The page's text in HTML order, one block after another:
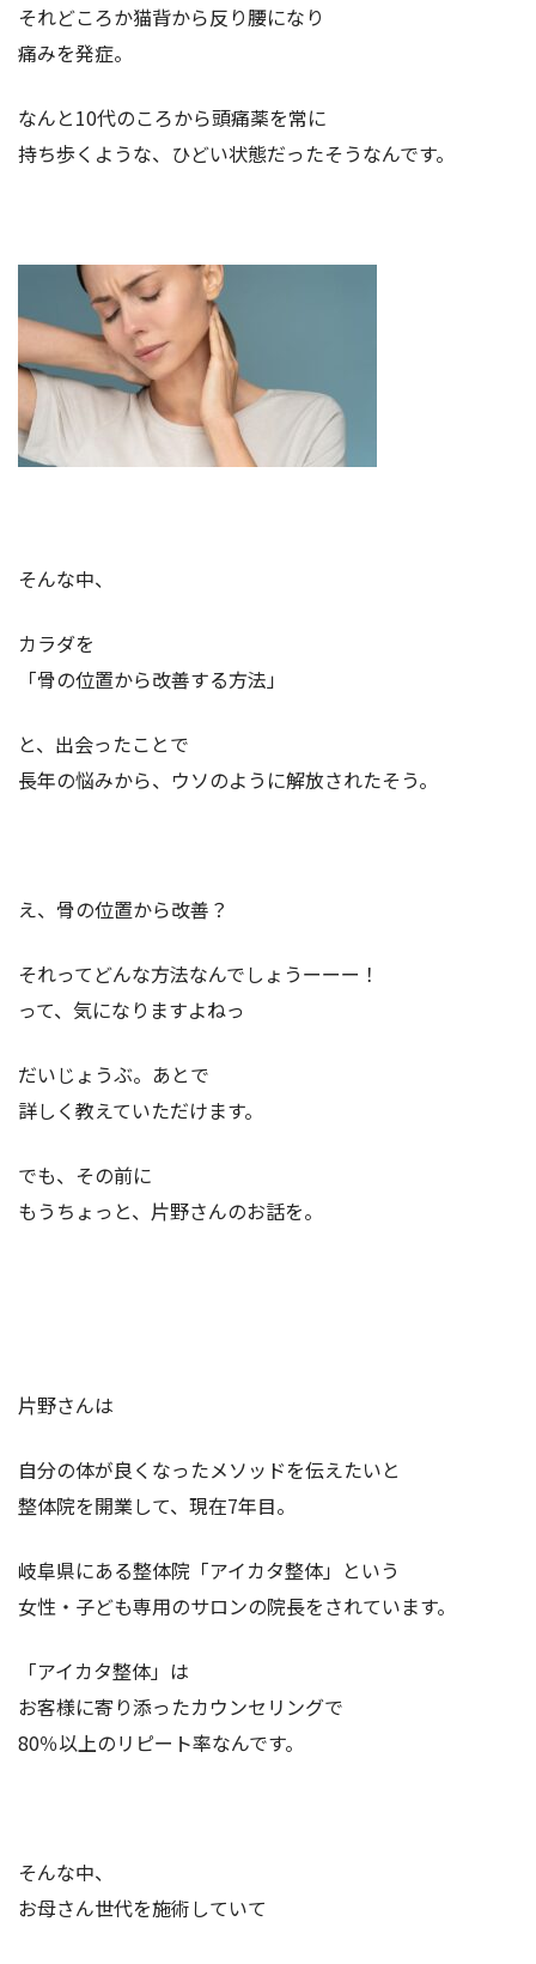
それどころか猫背から反り腰になり
痛みを発症。
なんと10代のころから頭痛薬を常に
持ち歩くような、ひどい状態だったそうなんです。
そんな中、
カラダを
「骨の位置から改善する方法」
と、出会ったことで
長年の悩みから、ウソのように解放されたそう。
え、骨の位置から改善？
それってどんな方法なんでしょうーーー！
って、気になりますよねっ
だいじょうぶ。あとで
詳しく教えていただけます。
でも、その前に
もうちょっと、片野さんのお話を。
片野さんは
自分の体が良くなったメソッドを伝えたいと
整体院を開業して、現在7年目。
岐阜県にある整体院「アイカタ整体」という
女性・子ども専用のサロンの院長をされています。
「アイカタ整体」は
お客様に寄り添ったカウンセリングで
80％以上のリピート率なんです。
そんな中、
お母さん世代を施術していて